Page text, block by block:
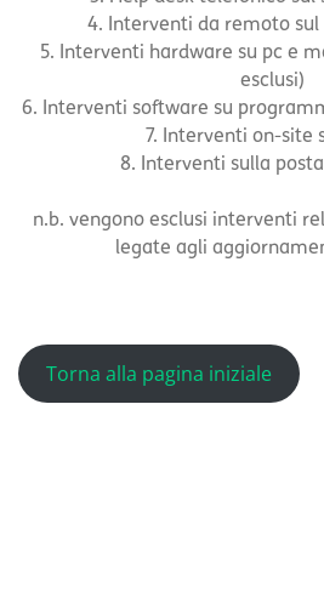
4. Interventi da remoto
5. Interventi hardware su pc e
esclusi)
6. Interventi software su
7. Interventi on-site
8. Interventi sulla
n.b. vengono esclusi interventi
legate agli
Torna alla pagina iniziale